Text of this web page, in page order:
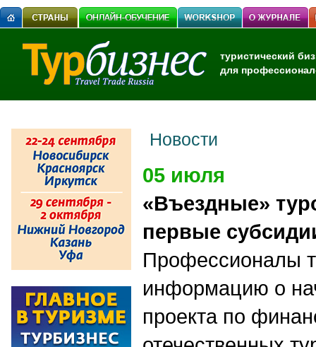
туристический
для
Новости
05 июля
«Въездные»
первые
Профессионалы
информацию о
проекта по